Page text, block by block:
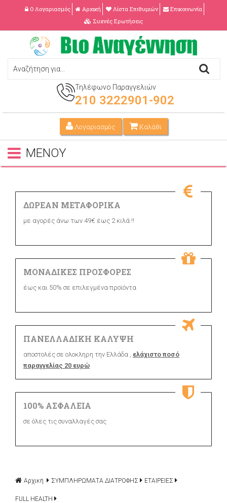
Ο Λογαριασμός Αρχική Λίστα Επιθυμιών
Επικοινωνία
Συχνές Ερωτήσεις
Τηλέφωνο Παραγγελιών
210 3222901-902
Λογαριασμός Καλάθι
ΜΕΝΟΥ
ΔΩΡΕΑΝ ΜΕΤΑΦΟΡΙΚΑ
με αγορές άνω των 49€ έως 2 κιλά !!
ΜΟΝΑΔΙΚΕΣ ΠΡΟΣΦΟΡΕΣ
έως και 50% σε επιλεγμένα προϊόντα
ΠΑΝΕΛΛΑΔΙΚΗ ΚΑΛΥΨΗ
αποστολές σε ολοκληρη την Ελλάδα , ελάχιστο ποσό
παραγγελίας 20 ευρώ
100% ΑΣΦΑΛΕΙΑ
σε όλες τις συναλλαγές σας
Αρχική ΣΥΜΠΛΗΡΩΜΑΤΑ ΔΙΑΤΡΟΦΗΣ ΕΤΑΙΡΕΙΕΣ
FULL HEALTH